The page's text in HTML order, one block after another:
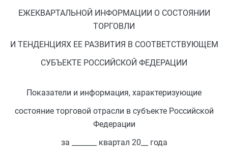
ЕЖЕКВАРТАЛЬНОЙ ИНФОРМАЦИИ О СОСТОЯНИИ
ТОРГОВЛИ
И ТЕНДЕНЦИЯХ ЕЕ РАЗВИТИЯ В СООТВЕТСТВУЮЩЕМ
СУБЪЕКТЕ РОССИЙСКОЙ ФЕДЕРАЦИИ
Показатели и информация, характеризующие
состояние торговой отрасли в субъекте Российской
Федерации
за _______ квартал 20__ года